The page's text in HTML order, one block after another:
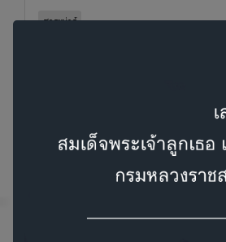
สาระน่ารู้